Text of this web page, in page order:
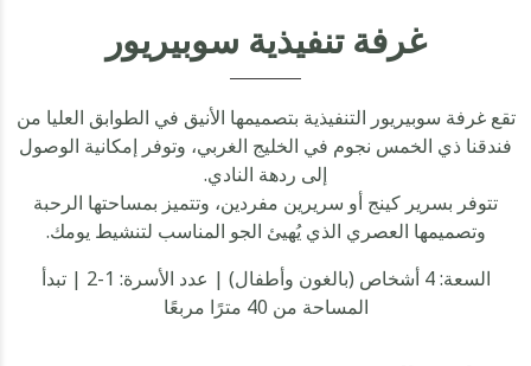
غرفة تنفيذية سوبيريور
تقع غرفة سوبيريور التنفيذية بتصميمها الأنيق في الطوابق العليا من
فندقنا ذي الخمس نجوم في الخليج الغربي، وتوفر إمكانية الوصول
إلى ردهة النادي.
تتوفر بسرير كينج أو سريرين مفردين، وتتميز بمساحتها الرحبة
وتصميمها العصري الذي يُهيئ الجو المناسب لتنشيط يومك.
السعة: 4 أشخاص (بالغون وأطفال) | عدد الأسرة: 1-2 | تبدأ
المساحة من 40 مترًا مربعًا